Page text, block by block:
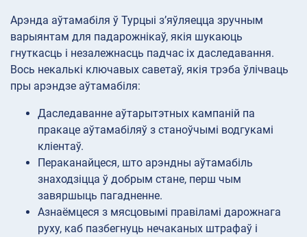
Арэнда аўтамабіля ў Турцыі з’яўляецца зручным
варыянтам для падарожнікаў, якія шукаюць
гнуткасць і незалежнасць падчас іх даследавання.
Вось некалькі ключавых саветаў, якія трэба ўлічваць
пры арэндзе аўтамабіля:
Даследаванне аўтарытэтных кампаній па
пракаце аўтамабіляў з станоўчымі водгукамі
кліентаў.
Пераканайцеся, што арэндны аўтамабіль
знаходзіцца ў добрым стане, перш чым
завяршыць пагадненне.
Азнаёмцеся з мясцовымі правіламі дарожнага
руху, каб пазбегнуць нечаканых штрафаў і